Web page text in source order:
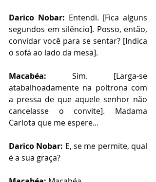
Darico Nobar: Entendi. [Fica alguns
segundos em silêncio]. Posso, então,
convidar você para se sentar? [Indica
o sofá ao lado da mesa].
Macabéa: Sim. [Larga-se
atabalhoadamente na poltrona com
a pressa de que aquele senhor não
cancelasse o convite]. Madama
Carlota que me espere...
Darico Nobar: E, se me permite, qual
é a sua graça?